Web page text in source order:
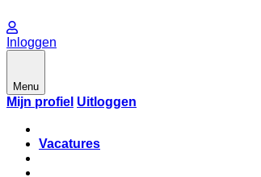
Inloggen
Menu
Mijn profiel Uitloggen
Vacatures